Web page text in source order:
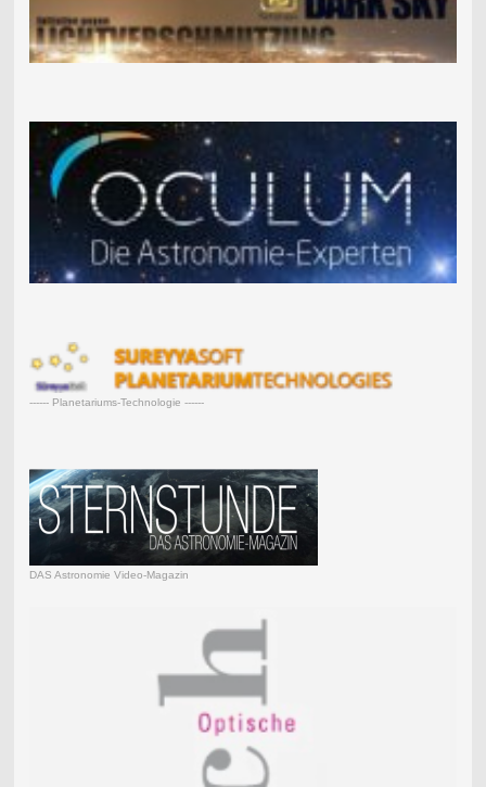
------ Planetariums-Technologie ------
DAS Astronomie Video-Magazin